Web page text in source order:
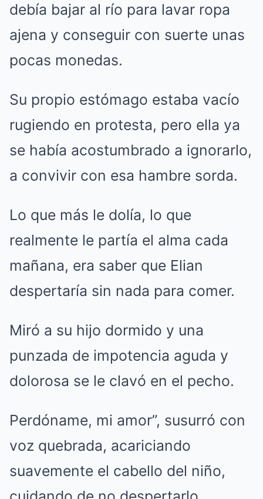
debía bajar al río para lavar ropa
ajena y conseguir con suerte unas
pocas monedas.
Su propio estómago estaba vacío
rugiendo en protesta, pero ella ya
se había acostumbrado a ignorarlo,
a convivir con esa hambre sorda.
Lo que más le dolía, lo que
realmente le partía el alma cada
mañana, era saber que Elian
despertaría sin nada para comer.
Miró a su hijo dormido y una
punzada de impotencia aguda y
dolorosa se le clavó en el pecho.
Perdóname, mi amor”, susurró con
voz quebrada, acariciando
suavemente el cabello del niño,